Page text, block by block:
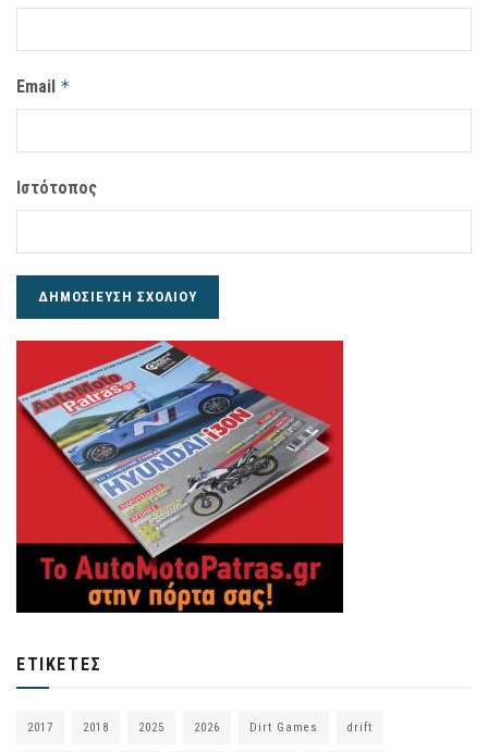
Email *
Ιστότοπος
ΕΤΙΚΈΤΕΣ
2017 2018 2025 2026 Dirt Games drift